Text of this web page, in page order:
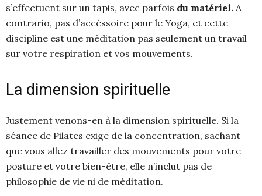
s’effectuent sur un tapis, avec parfois du matériel. A
contrario, pas d’accéssoire pour le Yoga, et cette
discipline est une méditation pas seulement un travail
sur votre respiration et vos mouvements.
La dimension spirituelle
Justement venons-en à la dimension spirituelle. Si la
séance de Pilates exige de la concentration, sachant
que vous allez travailler des mouvements pour votre
posture et votre bien-être, elle n’inclut pas de
philosophie de vie ni de méditation.